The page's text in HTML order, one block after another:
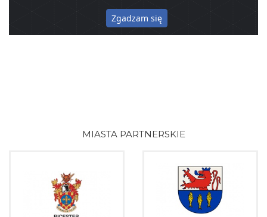
MIASTA PARTNERSKIE